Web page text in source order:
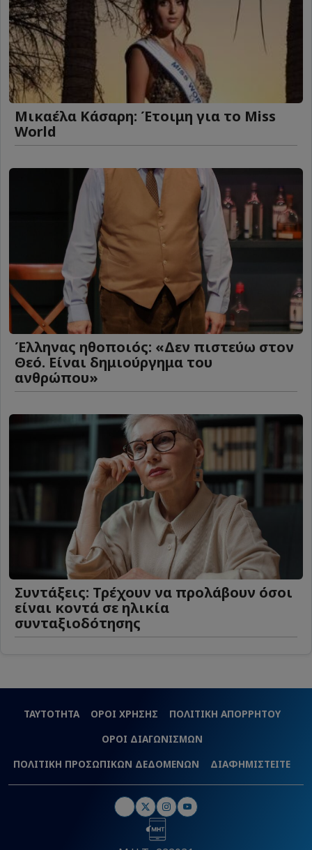
Μικαέλα Κάσαρη: Έτοιμη για το Miss
World
Έλληνας ηθοποιός: «Δεν πιστεύω στον
Θεό. Είναι δημιούργημα του
ανθρώπου»
Συντάξεις: Τρέχουν να προλάβουν όσοι
είναι κοντά σε ηλικία
συνταξιοδότησης
ΤΑΥΤΟΤΗΤΑ ΟΡΟΙ ΧΡΗΣΗΣ
ΠΟΛΙΤΙΚΗ ΑΠΟΡΡΗΤΟΥ
ΟΡΟΙ ΔΙΑΓΩΝΙΣΜΩΝ
ΠΟΛΙΤΙΚΗ ΠΡΟΣΩΠΙΚΩΝ ΔΕΔΟΜΕΝΩΝ
ΔΙΑΦΗΜΙΣΤΕΙΤΕ